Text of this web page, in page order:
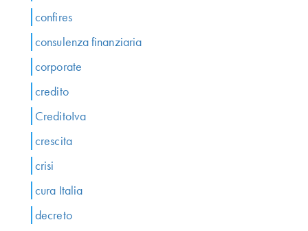
confires
consulenza finanziaria
corporate
credito
CreditoIva
crescita
crisi
cura Italia
decreto